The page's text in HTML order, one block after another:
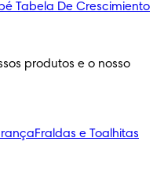
Tabela De Crescimiento
produtos e o nosso
Fraldas e Toalhitas